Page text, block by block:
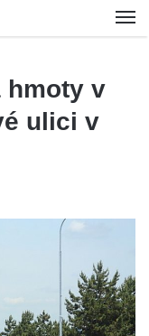
hmoty v
ulici v